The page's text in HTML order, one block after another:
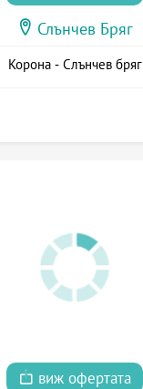
Слънчев Бряг
Корона - Слънчев бряг
виж офертата